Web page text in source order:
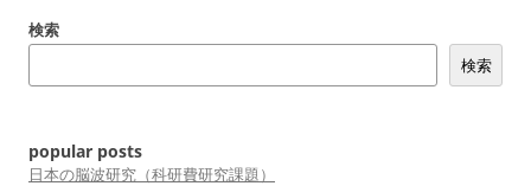
検索
検索
popular posts
日本の脳波研究（科研費研究課題）